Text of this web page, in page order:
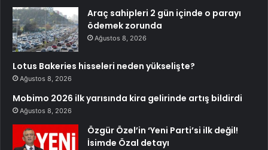
Araç sahipleri 2 gün içinde o parayı
ödemek zorunda
Ağustos 8, 2026
Lotus Bakeries hisseleri neden yükselişte?
Ağustos 8, 2026
Mobimo 2026 ilk yarısında kira gelirinde artış bildirdi
Ağustos 8, 2026
Özgür Özel’in ‘Yeni Parti’si ilk değil!
İsimde Özal detayı